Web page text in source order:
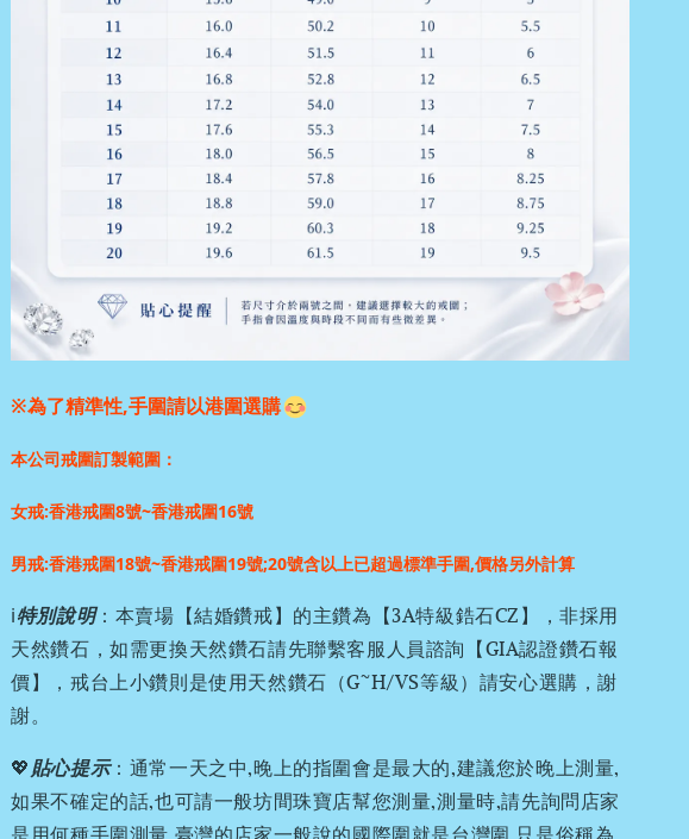
※為了精準性,手圍請以港圍選購
本公司戒圍訂製範圍：
女戒:香港戒圍8號~香港戒圍16號
男戒:香港戒圍18號~香港戒圍19號;20號含以上已超過標準手圍,價格另外計算
ℹ️特別說明：本賣場【結婚鑽戒】的主鑽為【3A特級鋯石CZ】，非採用
天然鑽石，如需更換天然鑽石請先聯繫客服人員諮詢【GIA認證鑽石報
價】，戒台上小鑽則是使用天然鑽石（G~H/VS等級）請安心選購，謝
謝。
💖貼心提示：通常一天之中,晚上的指圍會是最大的,建議您於晚上測量,
如果不確定的話,也可請一般坊間珠寶店幫您測量,測量時,請先詢問店家